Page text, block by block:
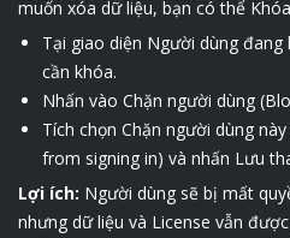
muốn xóa dữ liệu, bạn có thể
Tại giao diện Người dùng
cần khóa.
Nhấn vào Chặn người dùng
Tích chọn Chặn người dùng
from signing in) và nhấn Lưu
Lợi ích: Người dùng sẽ bị mất
nhưng dữ liệu và License vẫn